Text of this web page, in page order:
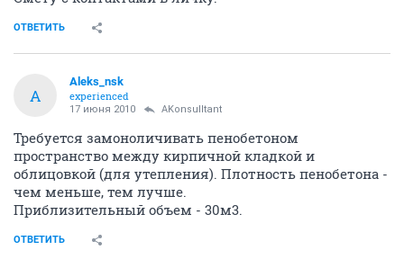
ОТВЕТИТЬ
A
Aleks_nsk
experienced
17 июня 2010 AKonsulltant
Требуется замоноличивать пенобетоном
пространство между кирпичной кладкой и
облицовкой (для утепления). Плотность пенобетона -
чем меньше, тем лучше.
Приблизительный объем - 30м3.
ОТВЕТИТЬ